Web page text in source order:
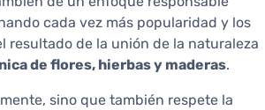
cada vez más popularidad y los
resultado de la unión de la naturaleza
de flores, hierbas y maderas.
sino que también respete la